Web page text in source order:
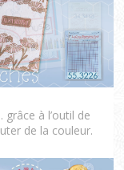
à l’outil de
de la couleur.